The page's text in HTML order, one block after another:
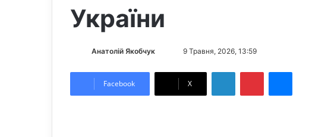
України
Анатолій Якобчук
l d
9 Травня, 2026, 13:59
Facebook X